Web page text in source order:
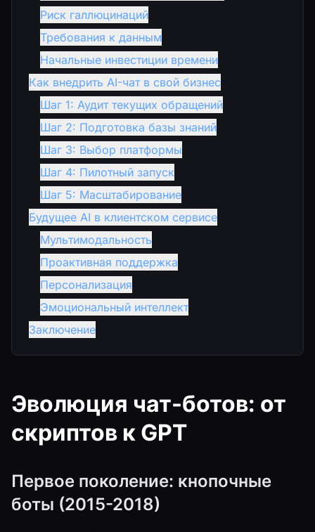
Риск галлюцинаций
Требования к данным
Начальные инвестиции времени
Как внедрить AI-чат в свой бизнес
Шаг 1: Аудит текущих обращений
Шаг 2: Подготовка базы знаний
Шаг 3: Выбор платформы
Шаг 4: Пилотный запуск
Шаг 5: Масштабирование
Будущее AI в клиентском сервисе
Мультимодальность
Проактивная поддержка
Персонализация
Эмоциональный интеллект
Заключение
Эволюция чат-ботов: от
скриптов к GPT
Первое поколение: кнопочные
боты (2015-2018)